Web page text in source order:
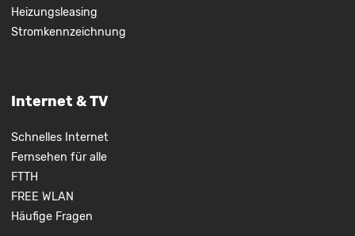
Heizungsleasing
Stromkennzeichnung
Internet & TV
Schnelles Internet
Fernsehen für alle
FTTH
FREE WLAN
Häufige Fragen